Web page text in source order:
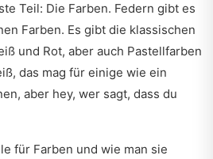
Teil: Die Farben. Federn gibt es
Farben. Es gibt die klassischen
und Rot, aber auch Pastellfarben
das mag für einige wie ein
aber hey, wer sagt, dass du
für Farben und wie man sie